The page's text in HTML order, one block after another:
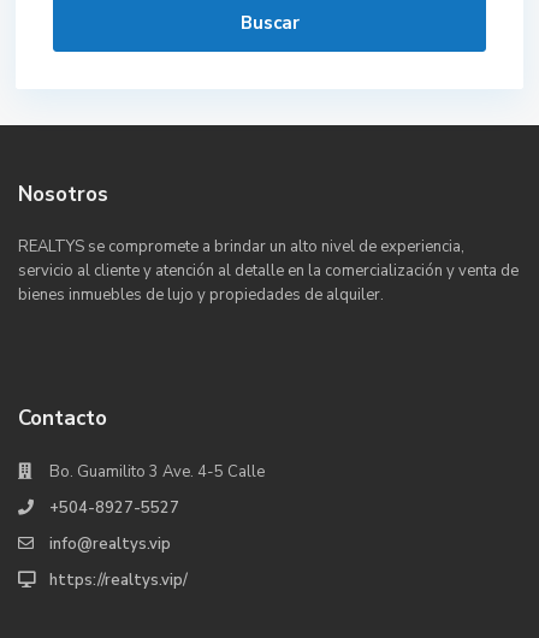
Buscar
Nosotros
REALTYS se compromete a brindar un alto nivel de experiencia,
servicio al cliente y atención al detalle en la comercialización y venta de
bienes inmuebles de lujo y propiedades de alquiler.
Contacto
Bo. Guamilito 3 Ave. 4-5 Calle
+504-8927-5527
info@realtys.vip
https://realtys.vip/